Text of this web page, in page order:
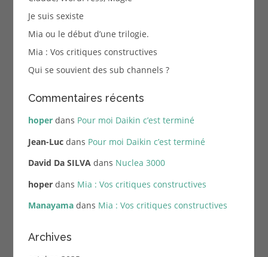
Je suis sexiste
Mia ou le début d’une trilogie.
Mia : Vos critiques constructives
Qui se souvient des sub channels ?
Commentaires récents
hoperdans Pour moi Daikin c’est terminé
Jean-Lucdans Pour moi Daikin c’est terminé
David Da SILVAdans Nuclea 3000
hoperdans Mia : Vos critiques constructives
Manayamadans Mia : Vos critiques constructives
Archives